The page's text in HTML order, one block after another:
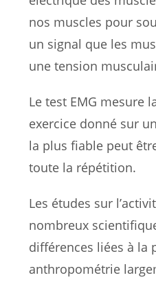
nos muscles pour
un signal que les
une tension
Le test EMG mesure
exercice donné sur
la plus fiable peut
toute la répétition.
Les études sur
nombreux
différences liées à la
anthropométrie